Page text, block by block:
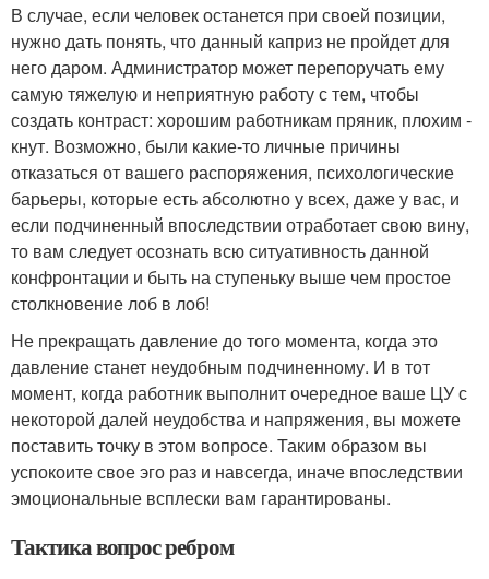
В случае, если человек останется при своей позиции,
нужно дать понять, что данный каприз не пройдет для
него даром. Администратор может перепоручать ему
самую тяжелую и неприятную работу с тем, чтобы
создать контраст: хорошим работникам пряник, плохим -
кнут. Возможно, были какие-то личные причины
отказаться от вашего распоряжения, психологические
барьеры, которые есть абсолютно у всех, даже у вас, и
если подчиненный впоследствии отработает свою вину,
то вам следует осознать всю ситуативность данной
конфронтации и быть на ступеньку выше чем простое
столкновение лоб в лоб!
Не прекращать давление до того момента, когда это
давление станет неудобным подчиненному. И в тот
момент, когда работник выполнит очередное ваше ЦУ с
некоторой далей неудобства и напряжения, вы можете
поставить точку в этом вопросе. Таким образом вы
успокоите свое эго раз и навсегда, иначе впоследствии
эмоциональные всплески вам гарантированы.
Тактика вопрос ребром